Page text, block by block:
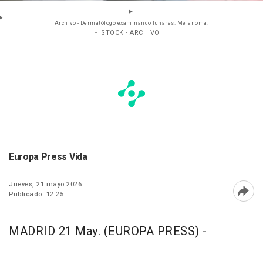
Archivo - Dermatólogo examinando lunares. Melanoma.
- ISTOCK - ARCHIVO
Europa Press Vida
Jueves, 21 mayo 2026
Publicado: 12:25
MADRID 21 May. (EUROPA PRESS) -